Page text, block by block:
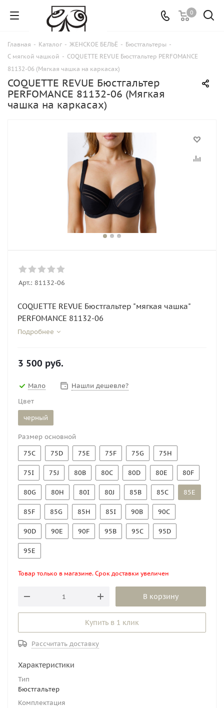
0
Главная - Каталог - ЖЕНСКОЕ БЕЛЬЁ - Бюстгальтеры -
С мягкой чашкой - COQUETTE REVUE Бюстгальтер PERFOMANCE
81132-06 (Мягкая чашка на каркасах)
COQUETTE REVUE Бюстгальтер
PERFOMANCE 81132-06 (Мягкая
чашка на каркасах)
Арт.: 81132-06
COQUETTE REVUE Бюстгальтер "мягкая чашка"
PERFOMANCE 81132-06
Подробнее
3 500 руб.
Мало
Нашли дешевле?
Цвет
черный
Размер основной
75C
75D 75E 75F 75G 75H
75I 75J 80B 80C 80D 80E 80F
80G 80H 80I 80J 85B 85C 85E
85F 85G 85H 85I 90B 90C
90D 90E 90F 95B 95C 95D
95E
Товар только в магазине. Срок доставки увеличен
В корзину
Купить в 1 клик
Рассчитать доставку
Характеристики
Тип
Бюстгальтер
Комплектация